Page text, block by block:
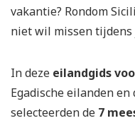
vakantie? Rondom
niet wil missen
In deze eilandgids
Egadische eilanden en
selecteerden de 7